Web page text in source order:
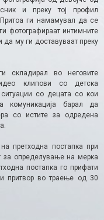
и преку тој профил
Притоа ги намамувал да се
фотографираат интимните
му ги доставуваат преку
складирал во неговите
клипови со детска
со децата со кои
комуникација барал да
со истите за одредена
претходна постапка при
за определување на мерка
постапка го прифати
притвор во траење од 30